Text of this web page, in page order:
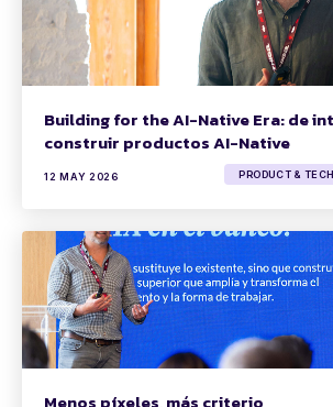
Building for the AI-Native Era: de
construir productos AI-Native
12 MAY 2026 PRODUCT &
Menos píxeles, más criterio